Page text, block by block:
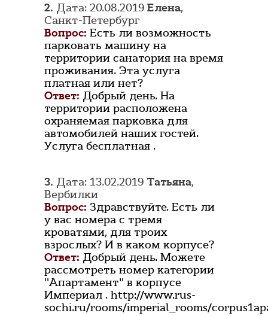
2. Дата: 20.08.2019 Елена,
Санкт-Петербург
Вопрос: Есть ли возможность
парковать машину на
территории санатория на время
проживания. Эта услуга
платная или нет?
Ответ: Добрый день. На
территории расположена
охраняемая парковка для
автомобилей наших гостей.
Услуга бесплатная .
3. Дата: 13.02.2019 Татьяна,
Вербилки
Вопрос: Здравствуйте. Есть ли
у вас номера с тремя
кроватями, для троих
взрослых? И в каком корпусе?
Ответ: Добрый день. Можете
рассмотреть номер категории
"Апартамент" в корпусе
Империал . http://www.rus-
sochi.ru/rooms/imperial_rooms/